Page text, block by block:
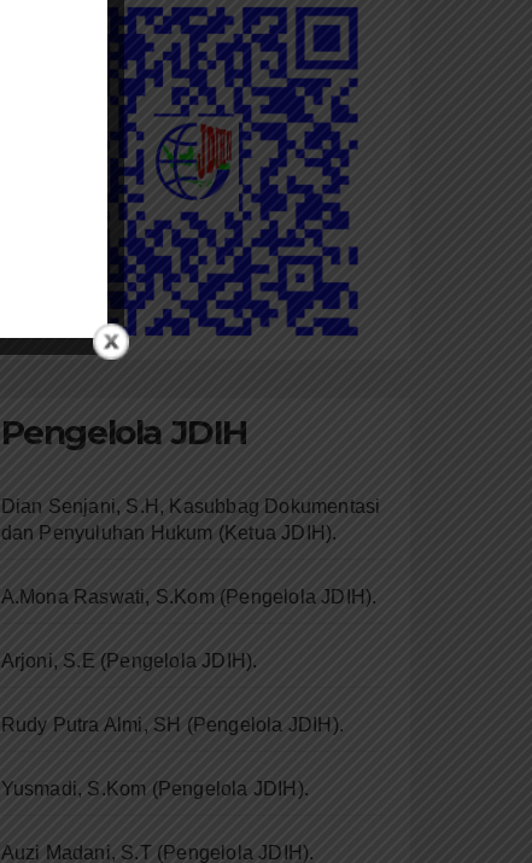
Pengelola JDIH
Dian Senjani, S.H, Kasubbag Dokumentasi
dan Penyuluhan Hukum (Ketua JDIH).
A.Mona Raswati, S.Kom (Pengelola JDIH).
Arjoni, S.E (Pengelola JDIH).
Rudy Putra Almi, SH (Pengelola JDIH).
Yusmadi, S.Kom (Pengelola JDIH).
Auzi Madani, S.T (Pengelola JDIH).